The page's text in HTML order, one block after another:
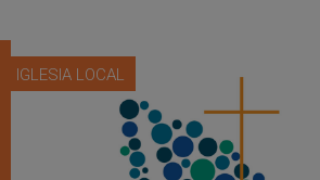
IGLESIA LOCAL